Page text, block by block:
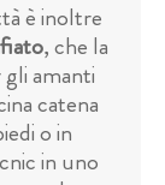
è inoltre
, che la
amanti
catena
o in
in uno